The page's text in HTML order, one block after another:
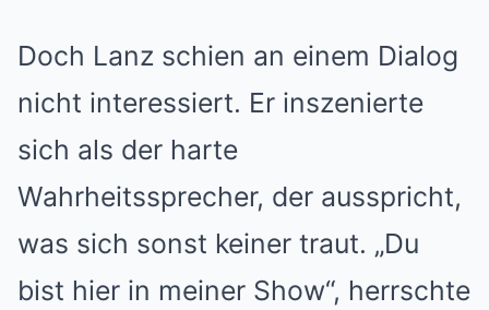
Doch Lanz schien an einem Dialog
nicht interessiert. Er inszenierte
sich als der harte
Wahrheitssprecher, der ausspricht,
was sich sonst keiner traut. „Du
bist hier in meiner Show“, herrschte